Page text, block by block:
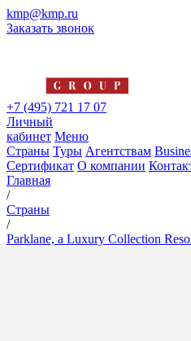
kmp@kmp.ru
Заказать звонок
+7 (495) 721 17 07
Личный
кабинет Меню
Страны Туры Агентствам
Сертификат О компании
Главная
/
Страны
/
Parklane, a Luxury Collection